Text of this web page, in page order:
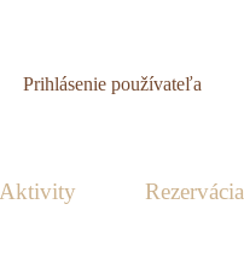
Prihlásenie používateľa
Aktivity Rezervácia